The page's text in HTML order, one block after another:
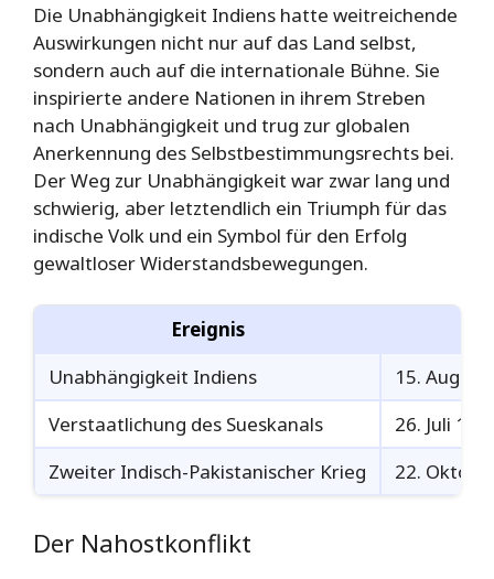
Die Unabhängigkeit Indiens hatte weitreichende
Auswirkungen nicht nur auf das Land selbst,
sondern auch auf die internationale Bühne. Sie
inspirierte andere Nationen in ihrem Streben
nach Unabhängigkeit und trug zur globalen
Anerkennung des Selbstbestimmungsrechts bei.
Der Weg zur Unabhängigkeit war zwar lang und
schwierig, aber letztendlich ein Triumph für das
indische Volk und ein Symbol für den Erfolg
gewaltloser Widerstandsbewegungen.
Ereignis
Unabhängigkeit Indiens
15. August
Verstaatlichung des Sueskanals
26. Juli
Zweiter Indisch-Pakistanischer Krieg
22.
Der Nahostkonflikt